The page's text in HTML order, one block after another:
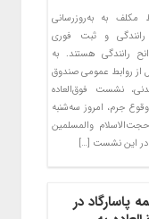
مکلف به به‌روزرسانی
و ثبت فوری
رانندگی هستند. به
از روابط عمومی صندوق
نشست فوق‌العاده
جرم، امروز سه‌شنبه
حجت‌الاسلام والمسلمین
در این نشست […]
پاسارگاد در